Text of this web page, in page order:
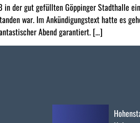
der gut gefüllten Göppinger Stadthalle
war. Im Ankündigungstext hatte es
Abend garantiert. […]